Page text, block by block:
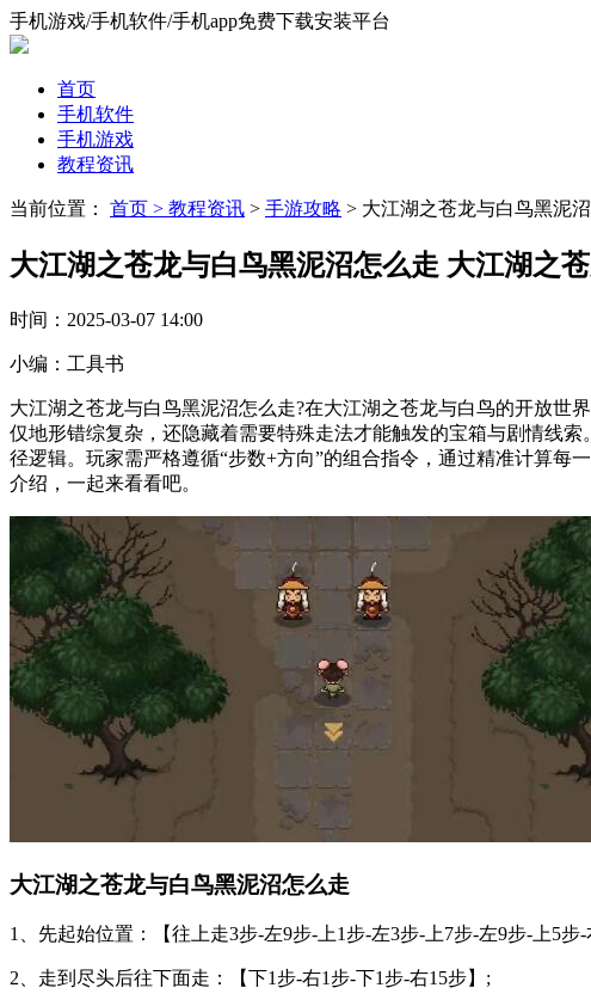
手机游戏/手机软件/手机app免费下载安装平台
首页
手机软件
手机游戏
教程资讯
当前位置： 首页 > 教程资讯 > 手游攻略 > 大江湖之苍龙与白鸟黑泥
大江湖之苍龙与白鸟黑泥沼怎么走 大江湖之
时间： 2025-03-07 14:00
小编： 工具书
大江湖之苍龙与白鸟黑泥沼怎么走?在大江湖之苍龙与白鸟的开放世
仅地形错综复杂，还隐藏着需要特殊走法才能触发的宝箱与剧情线
径逻辑。玩家需严格遵循“步数+方向”的组合指令，通过精准计算
介绍，一起来看看吧。
大江湖之苍龙与白鸟黑泥沼怎么走
1、先起始位置：【往上走3步-左9步-上1步-左3步-上7步-左9步-上5步
2、走到尽头后往下面走：【下1步-右1步-下1步-右15步】;